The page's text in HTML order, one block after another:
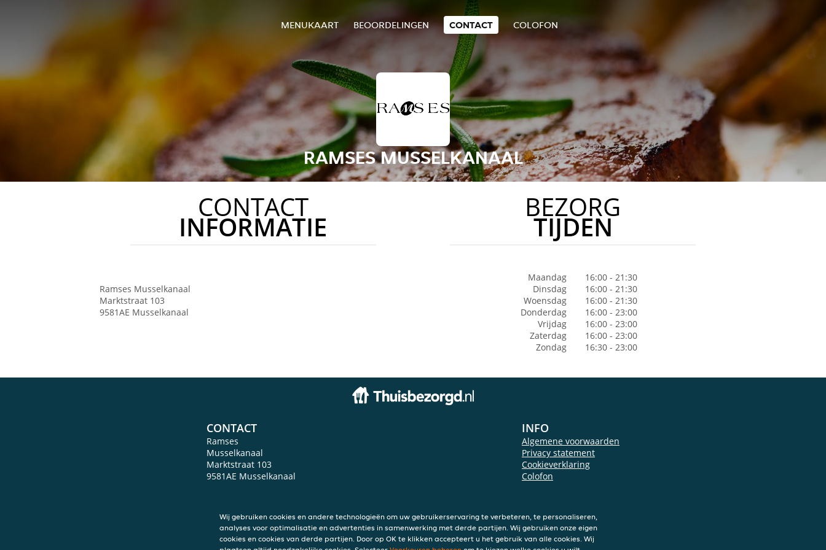
MENUKAART BEOORDELINGEN CONTACT COLOFON
RAMSES MUSSELKANAAL
CONTACT
INFORMATIE
Ramses Musselkanaal
Marktstraat 103
9581AE Musselkanaal
BEZORG
TIJDEN
Maandag
16:00 - 21:30
Dinsdag
16:00 - 21:30
Woensdag
16:00 - 21:30
Donderdag
16:00 - 23:00
Vrijdag
16:00 - 23:00
Zaterdag
16:00 - 23:00
Zondag
16:30 - 23:00
CONTACT
Ramses
Musselkanaal
Marktstraat 103
9581AE Musselkanaal
INFO
Algemene voorwaarden
Privacy statement
Cookieverklaring
Colofon
Wij gebruiken cookies en andere technologieën om uw gebruikerservaring te verbeteren, te personaliseren,
analyses voor optimalisatie en advertenties in samenwerking met derde partijen. Wij gebruiken onze eigen
cookies en cookies van derde partijen. Door op OK te klikken accepteert u het gebruik van alle cookies. Wij